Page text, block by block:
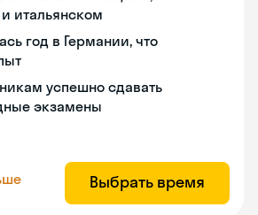
итальянском
год в Германии, что
успешно сдавать
экзамены
Выбрать время